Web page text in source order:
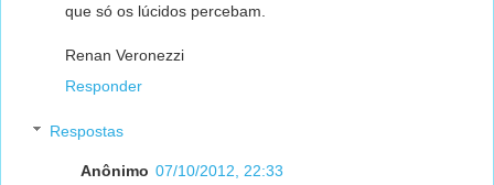
que só os lúcidos percebam.
Renan Veronezzi
Responder
Respostas
Anônimo 07/10/2012, 22:33